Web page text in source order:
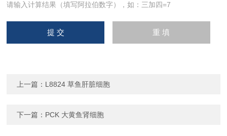
请输入计算结果（填写阿拉伯数字），如：三加四=7
上一篇： L8824 草鱼肝脏细胞
下一篇： PCK 大黄鱼肾细胞